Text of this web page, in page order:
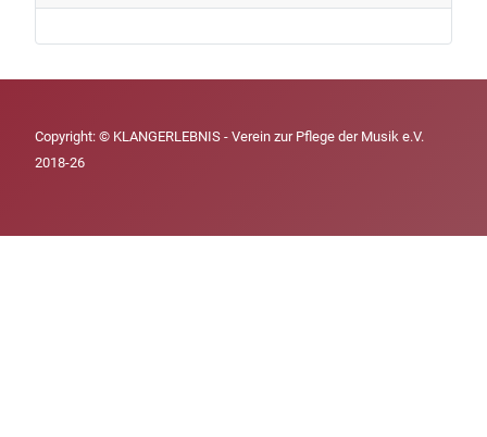
Copyright: © KLANGERLEBNIS - Verein zur Pflege der Musik e.V.
2018-26